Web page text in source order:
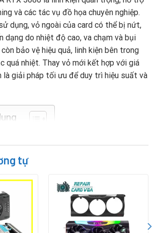
và các tác vụ đồ họa chuyên nghiệp.
dụng, vỏ ngoài của card có thể bị nứt,
dạng do nhiệt độ cao, va chạm và bụi
bảo vệ hiệu quả, linh kiện bên trong
quá nhiệt. Thay vỏ mới kết hợp với giá
là giải pháp tối ưu để duy trì hiệu suất và
nhiều người lựa chọn nhờ hiệu năng ổn
dụng dễ trầy xước, bạc màu hoặc nứt
thẩm mỹ và khả năng bảo vệ linh kiện
ngoài card VGA RTX 5080 giúp khắc
này, đảm bảo quạt tản nhiệt hoạt động
tự